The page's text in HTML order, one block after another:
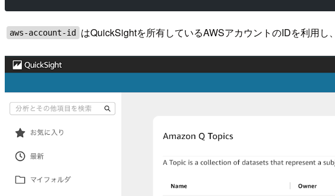
aws-account-id はQuickSightを所有しているAWSアカウントのIDを利用し、